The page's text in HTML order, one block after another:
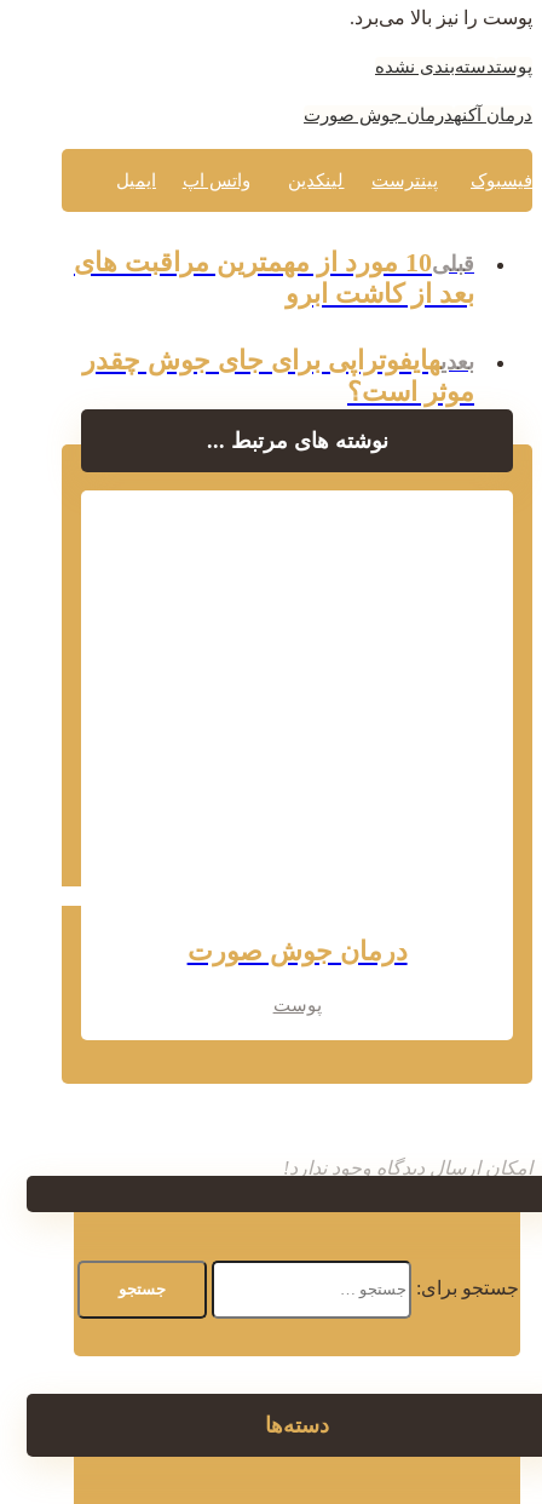
پوست را نیز بالا می‌برد.
پوستدسته‌بندی نشده
درمان آکنهدرمان جوش صورت
فیسبوک پینترست لینکدین واتس اپ ایمیل
قبلی
10 مورد از مهمترین مراقبت های
بعد از کاشت ابرو
بعدیهایفوتراپی برای جای جوش چقدر
موثر است؟
نوشته های مرتبط ...
درمان جوش صورت
پوست
امکان ارسال دیدگاه وجود ندارد!
جستجو برای:
دسته‌ها